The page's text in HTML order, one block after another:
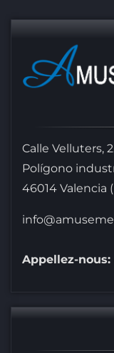
Calle Velluters,
Polígono
46014 Valencia
Appellez-nous: